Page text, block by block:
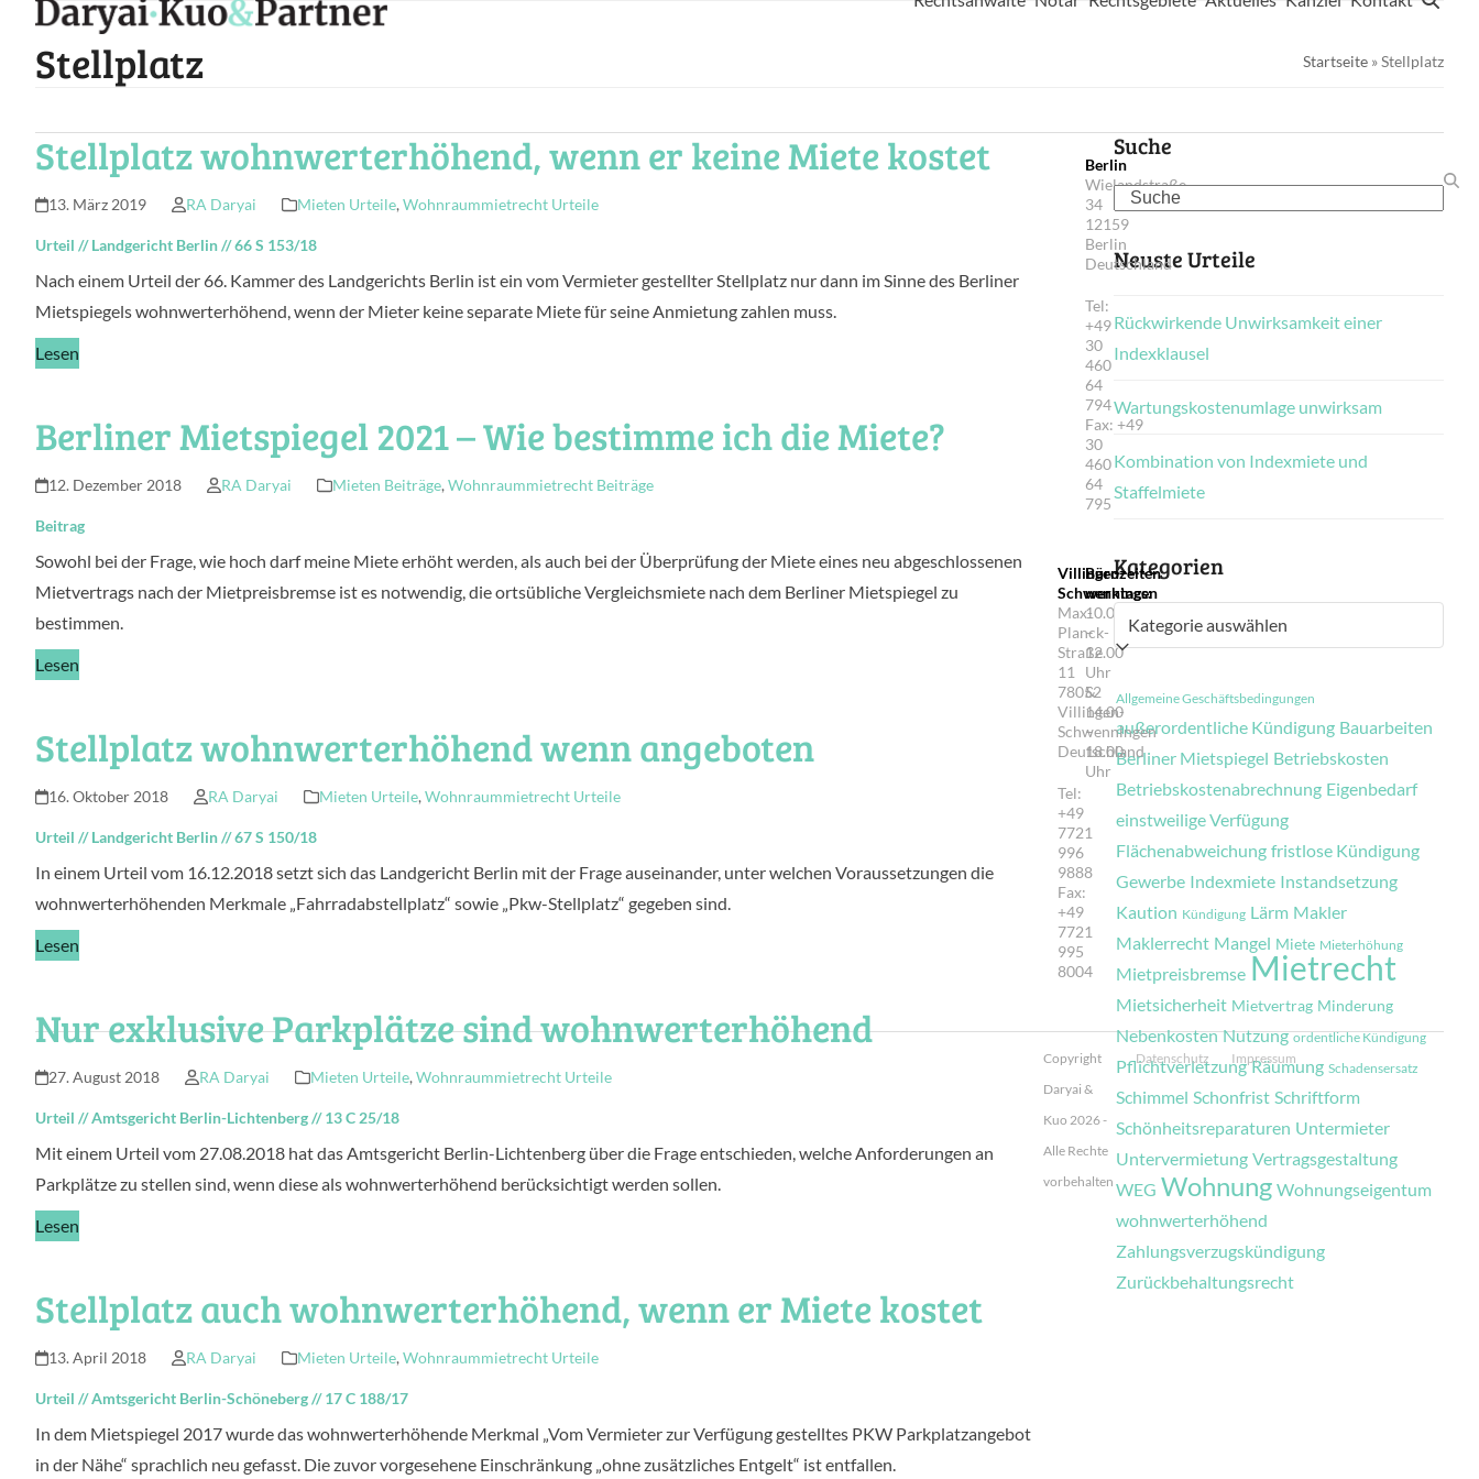
contentStellplatz Startseite »Stellplatz
Stellplatz wohnwerterhöhend, wenn er keine Miete kostet
13. März 2019 RA Daryai Mieten Urteile, Wohnraummietrecht Urteile
Urteil //Landgericht Berlin//66 S 153/18
Nach einem Urteil der 66. Kammer des Landgerichts Berlin ist ein vom Vermieter gestellter Stellplatz nur dann im Sinne des Berliner
Mietspiegels wohnwerterhöhend, wenn der Mieter keine separate Miete für seine Anmietung zahlen muss.
Lesen
Berliner Mietspiegel 2021 – Wie bestimme ich die Miete?
12. Dezember 2018 RA Daryai Mieten Beiträge, Wohnraummietrecht Beiträge
Beitrag
Sowohl bei der Frage, wie hoch darf meine Miete erhöht werden, als auch bei der Überprüfung der Miete eines neu abgeschlossenen
Mietvertrags nach der Mietpreisbremse ist es notwendig, die ortsübliche Vergleichsmiete nach dem Berliner Mietspiegel zu
bestimmen.
Lesen
Stellplatz wohnwerterhöhend wenn angeboten
16. Oktober 2018 RA Daryai Mieten Urteile, Wohnraummietrecht Urteile
Urteil //Landgericht Berlin//67 S 150/18
In einem Urteil vom 16.12.2018 setzt sich das Landgericht Berlin mit der Frage auseinander, unter welchen Voraussetzungen die
wohnwerterhöhenden Merkmale „Fahrradabstellplatz“ sowie „Pkw-Stellplatz“ gegeben sind.
Lesen
Nur exklusive Parkplätze sind wohnwerterhöhend
27. August 2018 RA Daryai Mieten Urteile, Wohnraummietrecht Urteile
Urteil //Amtsgericht Berlin-Lichtenberg//13 C 25/18
Mit einem Urteil vom 27.08.2018 hat das Amtsgericht Berlin-Lichtenberg über die Frage entschieden, welche Anforderungen an
Parkplätze zu stellen sind, wenn diese als wohnwerterhöhend berücksichtigt werden sollen.
Lesen
Stellplatz auch wohnwerterhöhend, wenn er Miete kostet
13. April 2018 RA Daryai Mieten Urteile, Wohnraummietrecht Urteile
Urteil //Amtsgericht Berlin-Schöneberg//17 C 188/17
In dem Mietspiegel 2017 wurde das wohnwerterhöhende Merkmal „Vom Vermieter zur Verfügung gestelltes PKW Parkplatzangebot
in der Nähe“ sprachlich neu gefasst. Die zuvor vorgesehene Einschränkung „ohne zusätzliches Entgelt“ ist entfallen.
Suche
Search
Neuste Urteile
Rückwirkende Unwirksamkeit einer
Indexklausel
Wartungskostenumlage unwirksam
Kombination von Indexmiete und
Staffelmiete
Kategorien
Kategorien
Allgemeine Geschäftsbedingungen
außerordentliche Kündigung Bauarbeiten
Berliner Mietspiegel Betriebskosten
Betriebskostenabrechnung Eigenbedarf
einstweilige Verfügung
Flächenabweichung fristlose Kündigung
Gewerbe Indexmiete Instandsetzung
Kaution Kündigung Lärm Makler
Maklerrecht Mangel Miete Mieterhöhung
Mietpreisbremse Mietrecht
Mietsicherheit Mietvertrag Minderung
Nebenkosten Nutzung ordentliche Kündigung
Pflichtverletzung Räumung Schadensersatz
Schimmel Schonfrist Schriftform
Schönheitsreparaturen Untermieter
Untervermietung Vertragsgestaltung
WEG Wohnung Wohnungseigentum
wohnwerterhöhend
Zahlungsverzugskündigung
Zurückbehaltungsrecht
Berlin
Wielandstraße
34
12159
Berlin
Deutschland
Tel:
+49
30
460
64
794
Fax: +49
30
460
64
795
Villingen-
Schwenningen
Max-
Planck-
Straße
11
78052
Villingen-
Schwenningen
Deutschland
Tel:
+49
7721
996
9888
Fax:
+49
7721
995
8004
Bürozeiten
werktags:
10.00
–
12.00
Uhr
&
14.00
–
18.00
Uhr
Copyright
Daryai &
Kuo 2026 -
Alle Rechte
vorbehalten
Datenschutz Impressum